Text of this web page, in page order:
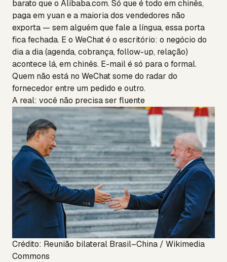
barato que o Alibaba.com. Só que é todo em chinês,
paga em yuan e a maioria dos vendedores não
exporta — sem alguém que fale a língua, essa porta
fica fechada. E o WeChat é o escritório: o negócio do
dia a dia (agenda, cobrança, follow-up, relação)
acontece lá, em chinês. E-mail é só para o formal.
Quem não está no WeChat some do radar do
fornecedor entre um pedido e outro.
A real: você não precisa ser fluente
Crédito: Reunião bilateral Brasil–China / Wikimedia
Commons